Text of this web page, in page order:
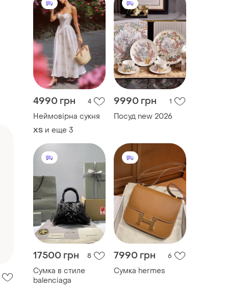
4990 грн 4
Неймовірна сукня
ХS и еще 3
9990 грн 1
Посуд new 2026
17500 грн 8
Сумка в стиле
balenciaga
7990 грн 6
Сумка hermes